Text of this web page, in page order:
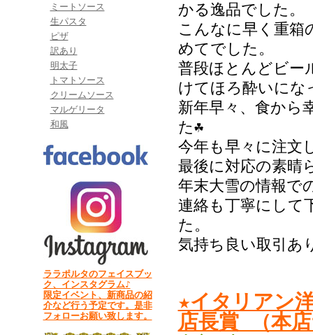
ミートソース
生パスタ
ピザ
訳あり
明太子
トマトソース
クリームソース
マルゲリータ
和風
ララポルタのフェイスブッ
ク、インスタグラム♪
限定イベント、新商品の紹
介など行う予定です。是非
フォローお願い致します。
かる逸品でした。
こんなに早く重箱
めてでした。
普段ほとんどビー
けてほろ酔いにな
新年早々、食から
た☘
今年も早々に注文
最後に対応の素晴
年末大雪の情報で
連絡も丁寧にして
た。
気持ち良い取引あ
★イタリアン
店長賞 （本